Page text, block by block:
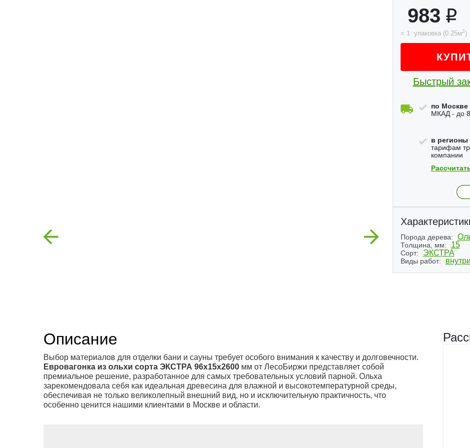
Previous Next
983
= 1 упаковка(0.25м2)
Быстрый
по Москве
МКАД - до
в регионы
тарифам
компании
Порода дерева:
Толщина, мм: 15
Сорт: ЭКСТРА
Виды работ: внутри
Описание
Выбор материалов для отделки бани и сауны требует особого внимания к качеству и долговечности.
Евровагонка из ольхи сорта ЭКСТРА 96x15x2600 мм от ЛесоБиржи представляет собой
премиальное решение, разработанное для самых требовательных условий парной. Ольха
зарекомендовала себя как идеальная древесина для влажной и высокотемпературной среды,
обеспечивая не только великолепный внешний вид, но и исключительную практичность, что
особенно ценится нашими клиентами в Москве и области.